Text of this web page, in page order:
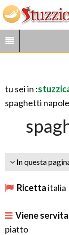
tu sei in :
spaghetti
In questa
Ricettaitalia
Viene
piatto